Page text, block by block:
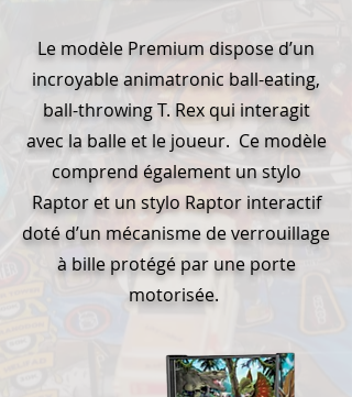
Le modèle Premium dispose d’un
incroyable animatronic ball-eating,
ball-throwing T. Rex qui interagit
avec la balle et le joueur. Ce modèle
comprend également un stylo
Raptor et un stylo Raptor interactif
doté d’un mécanisme de verrouillage
à bille protégé par une porte
motorisée.